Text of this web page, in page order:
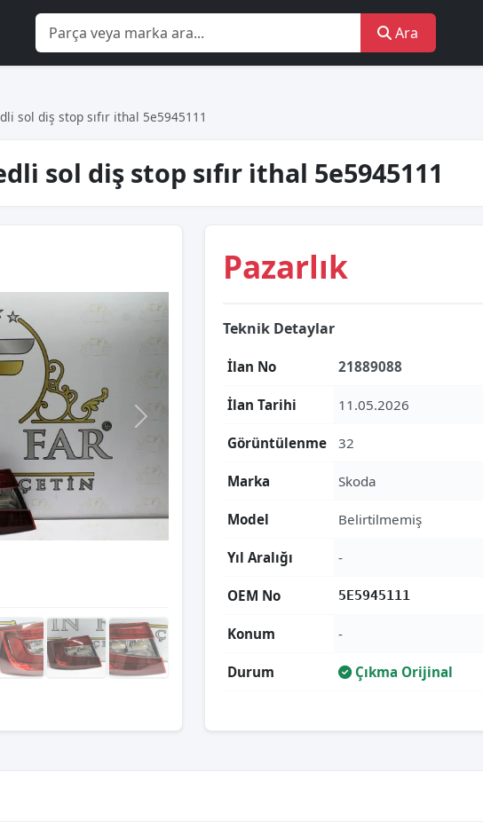
Ara
sol diş stop sıfır i̇thal 5e5945111
sol diş stop sıfır i̇thal 5e5945111
Pazarlık
Teknik Detaylar
İlan No 21889088
İlan Tarihi 11.05.2026
Görüntülenme 32
Marka Skoda
Model Belirtilmemiş
Yıl Aralığı -
OEM No 5E5945111
Konum -
Durum Çıkma Orijinal